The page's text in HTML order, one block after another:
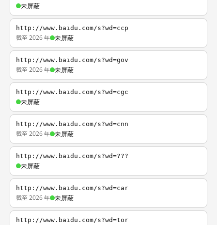
未屏蔽
http://www.baidu.com/s?wd=ccp
截至 2026 年 未屏蔽
http://www.baidu.com/s?wd=gov
截至 2026 年 未屏蔽
http://www.baidu.com/s?wd=cgc
未屏蔽
http://www.baidu.com/s?wd=cnn
截至 2026 年 未屏蔽
http://www.baidu.com/s?wd=???
未屏蔽
http://www.baidu.com/s?wd=car
截至 2026 年 未屏蔽
http://www.baidu.com/s?wd=tor